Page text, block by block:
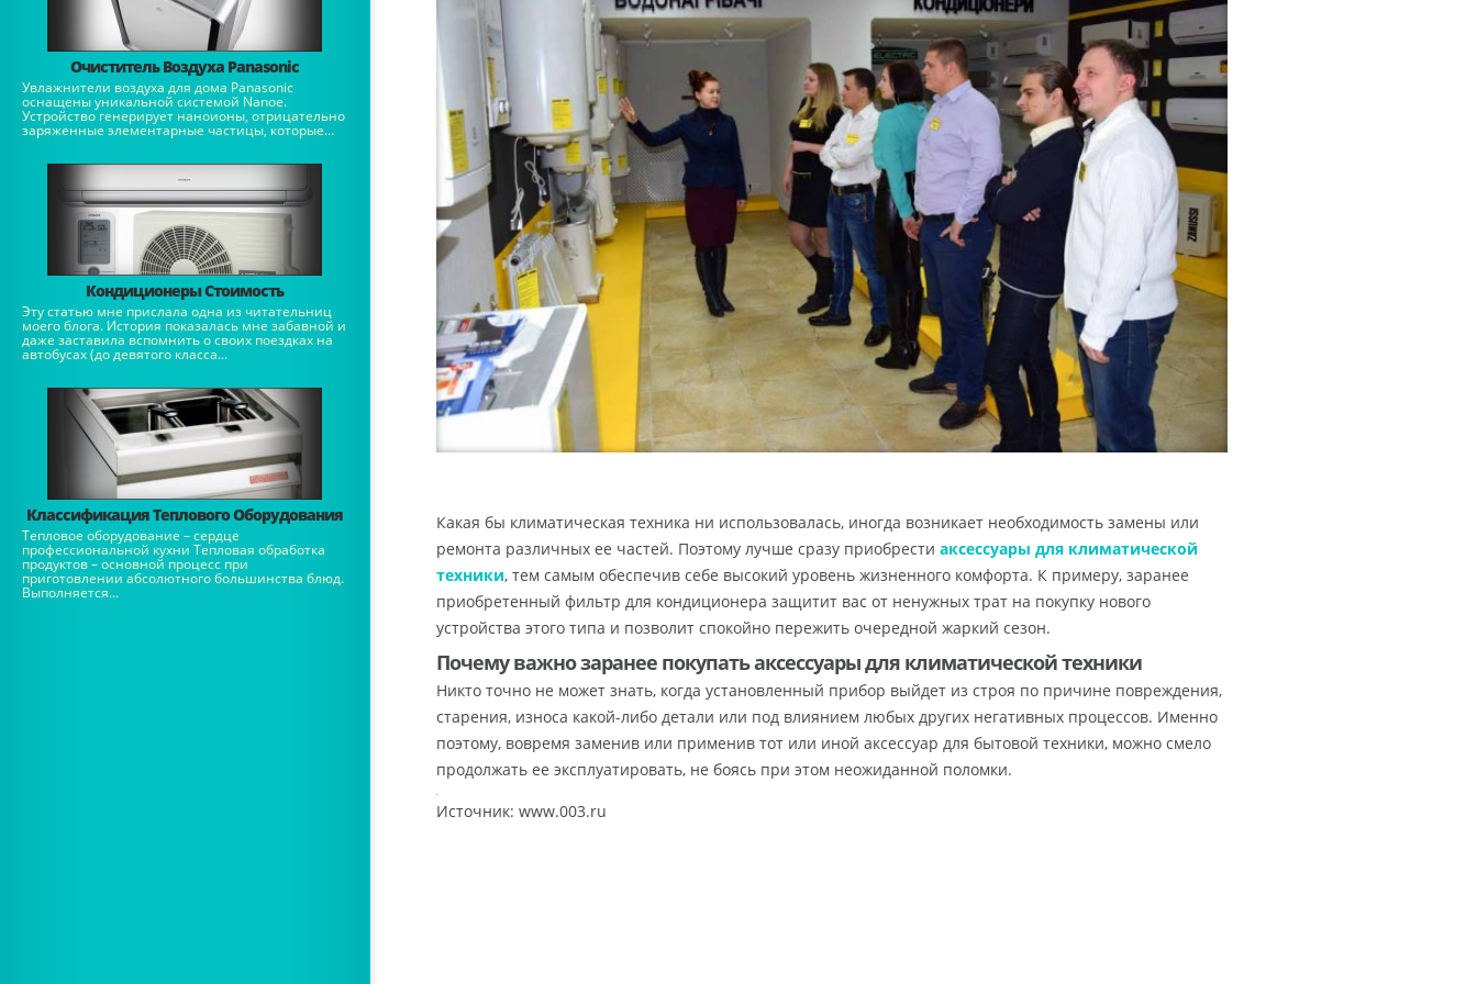
Очиститель Воздуха Panasonic
Увлажнители воздуха для дома Panasonic
оснащены уникальной системой Nanoe.
Устройство генерирует наноионы, отрицательно
заряженные элементарные частицы, которые...
Кондиционеры Стоимость
Эту статью мне прислала одна из читательниц
моего блога. История показалась мне забавной и
даже заставила вспомнить о своих поездках на
автобусах (до девятого класса...
Классификация Теплового Оборудования
Тепловое оборудование – сердце
профессиональной кухни Тепловая обработка
продуктов – основной процесс при
приготовлении абсолютного большинства блюд.
Выполняется...
Какая бы климатическая техника ни использовалась, иногда возникает необходимость замены или
ремонта различных ее частей. Поэтому лучше сразу приобрести аксессуары для климатической
техники, тем самым обеспечив себе высокий уровень жизненного комфорта. К примеру, заранее
приобретенный фильтр для кондиционера защитит вас от ненужных трат на покупку нового
устройства этого типа и позволит спокойно пережить очередной жаркий сезон.
Почему важно заранее покупать аксессуары для климатической техники
Никто точно не может знать, когда установленный прибор выйдет из строя по причине повреждения,
старения, износа какой-либо детали или под влиянием любых других негативных процессов. Именно
поэтому, вовремя заменив или применив тот или иной аксессуар для бытовой техники, можно смело
продолжать ее эксплуатировать, не боясь при этом неожиданной поломки.
Источник: www.003.ru